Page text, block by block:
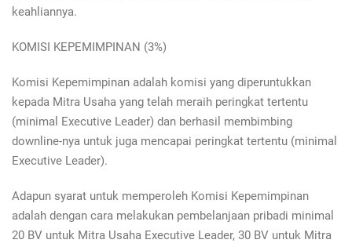
keahliannya.
KOMISI KEPEMIMPINAN (3%)
Komisi Kepemimpinan adalah komisi yang diperuntukkan
kepada Mitra Usaha yang telah meraih peringkat tertentu
(minimal Executive Leader) dan berhasil membimbing
downline-nya untuk juga mencapai peringkat tertentu (minimal
Executive Leader).
Adapun syarat untuk memperoleh Komisi Kepemimpinan
adalah dengan cara melakukan pembelanjaan pribadi minimal
20 BV untuk Mitra Usaha Executive Leader, 30 BV untuk Mitra